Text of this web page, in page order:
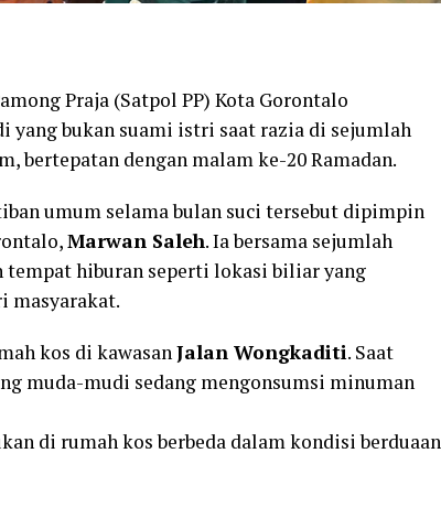
Praja (Satpol PP) Kota Gorontalo
yang bukan suami istri saat razia di sejumlah
bertepatan dengan malam ke-20 Ramadan.
umum selama bulan suci tersebut dipimpin
Marwan Saleh. Ia bersama sejumlah
hiburan seperti lokasi biliar yang
masyarakat.
kos di kawasan Jalan Wongkaditi. Saat
muda-mudi sedang mengonsumsi minuman
di rumah kos berbeda dalam kondisi berduaan